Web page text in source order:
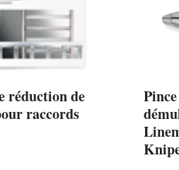
réduction de
raccords